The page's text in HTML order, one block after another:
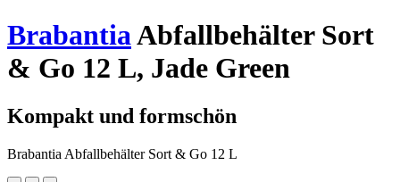
BrabantiaAbfallbehälter Sort
& Go 12 L, Jade Green
Kompakt und formschön
Brabantia Abfallbehälter Sort & Go 12 L